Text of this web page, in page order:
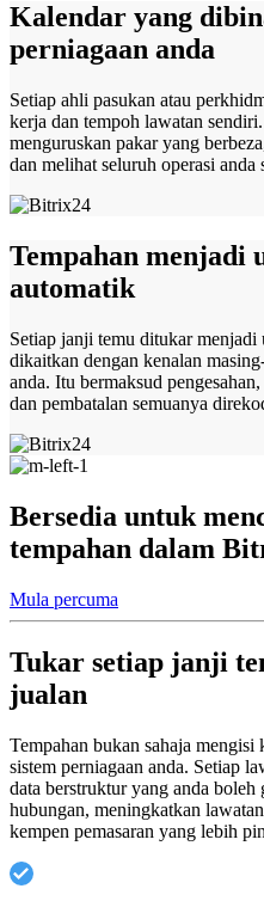
Kalendar yang
perniagaan anda
Setiap ahli pasukan atau
kerja dan tempoh lawatan
menguruskan pakar yang
dan melihat seluruh operasi anda
Tempahan menjadi
automatik
Setiap janji temu ditukar menjadi
dikaitkan dengan kenalan
anda. Itu bermaksud
dan pembatalan semuanya
Bersedia untuk
tempahan dalam
Mula percuma
Tukar setiap janji
jualan
Tempahan bukan sahaja mengisi
sistem perniagaan anda. Setiap
data berstruktur yang anda
hubungan, meningkatkan
kempen pemasaran yang lebih